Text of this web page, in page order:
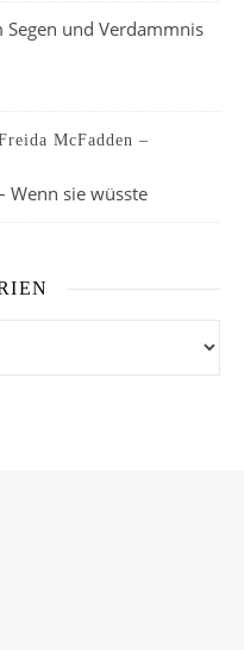
Segen und Verdammnis
McFadden –
Wenn sie wüsste